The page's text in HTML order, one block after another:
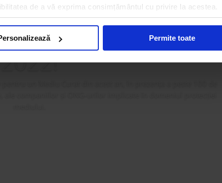
de a vă exprima consimțământul cu privire la acestea.
Permite toate
câștigătorii din Gala
un Mediu Curat
2022!